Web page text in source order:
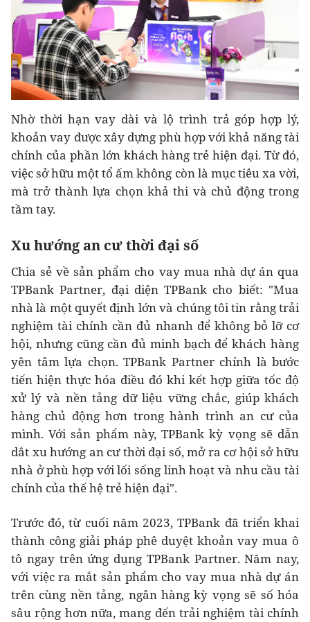
Nhờ thời hạn vay dài và lộ trình trả góp hợp lý,
khoản vay được xây dựng phù hợp với khả năng tài
chính của phần lớn khách hàng trẻ hiện đại. Từ đó,
việc sở hữu một tổ ấm không còn là mục tiêu xa vời,
mà trở thành lựa chọn khả thi và chủ động trong
tầm tay.
Xu hướng an cư thời đại số
Chia sẻ về sản phẩm cho vay mua nhà dự án qua
TPBank Partner, đại diện TPBank cho biết: "Mua
nhà là một quyết định lớn và chúng tôi tin rằng trải
nghiệm tài chính cần đủ nhanh để không bỏ lỡ cơ
hội, nhưng cũng cần đủ minh bạch để khách hàng
yên tâm lựa chọn. TPBank Partner chính là bước
tiến hiện thực hóa điều đó khi kết hợp giữa tốc độ
xử lý và nền tảng dữ liệu vững chắc, giúp khách
hàng chủ động hơn trong hành trình an cư của
mình. Với sản phẩm này, TPBank kỳ vọng sẽ dẫn
dắt xu hướng an cư thời đại số, mở ra cơ hội sở hữu
nhà ở phù hợp với lối sống linh hoạt và nhu cầu tài
chính của thế hệ trẻ hiện đại".
Trước đó, từ cuối năm 2023, TPBank đã triển khai
thành công giải pháp phê duyệt khoản vay mua ô
tô ngay trên ứng dụng TPBank Partner. Năm nay,
với việc ra mắt sản phẩm cho vay mua nhà dự án
trên cùng nền tảng, ngân hàng kỳ vọng sẽ số hóa
sâu rộng hơn nữa, mang đến trải nghiệm tài chính